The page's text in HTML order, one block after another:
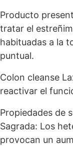
Producto
tratar el
habituadas a la
puntual.
Colon cleanse
reactivar el
Propiedades de
Sagrada: Los
provocan un